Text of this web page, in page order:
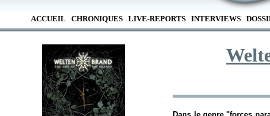
ACCUEIL CHRONIQUES LIVE-REPORTS INTERVIEWS